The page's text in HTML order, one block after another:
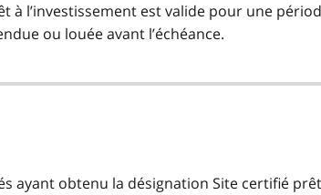
à l’investissement est valide pour une
ou louée avant l’échéance.
ayant obtenu la désignation Site certifié